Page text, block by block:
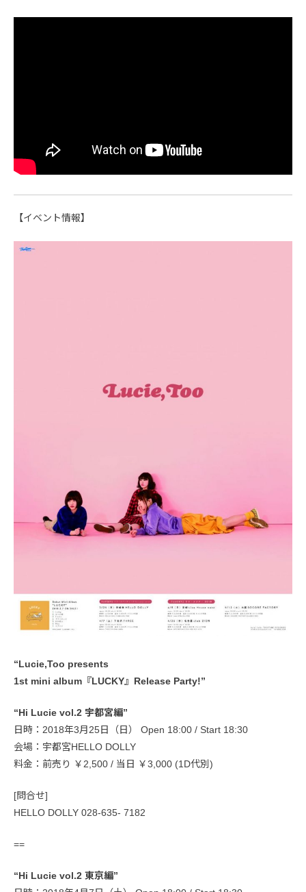
【イベント情報】
“Lucie,Too presents
1st mini album『LUCKY』Release Party!”
“Hi Lucie vol.2 宇都宮編”
日時：2018年3月25日（日） Open 18:00 / Start 18:30
会場：宇都宮HELLO DOLLY
料金：前売り ￥2,500 / 当日 ￥3,000 (1D代別)
[問合せ]
HELLO DOLLY 028-635- 7182
==
“Hi Lucie vol.2 東京編”